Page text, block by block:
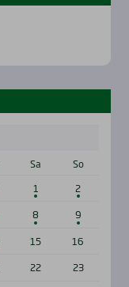
Sa
So
1
2
8
9
15
16
22
23